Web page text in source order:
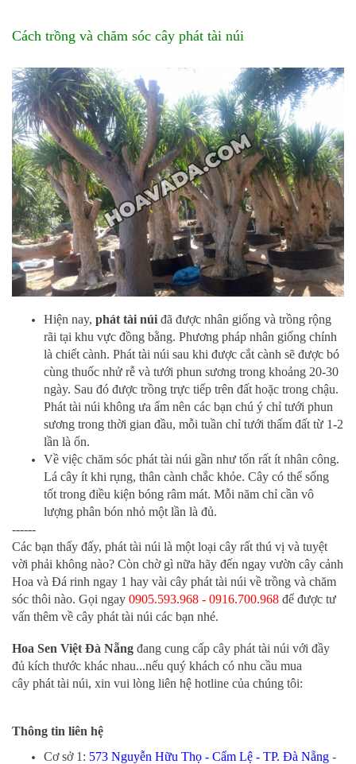
Cách trồng và chăm sóc cây phát tài núi
Hiện nay, phát tài núi đã được nhân giống và trồng rộng
rãi tại khu vực đồng bằng. Phương pháp nhân giống chính
là chiết cành. Phát tài núi sau khi được cắt cành sẽ được bó
cùng thuốc nhử rễ và tưới phun sương trong khoảng 20-30
ngày. Sau đó được trồng trực tiếp trên đất hoặc trong chậu.
Phát tài núi không ưa ẩm nên các bạn chú ý chỉ tưới phun
sương trong thời gian đầu, mỗi tuần chỉ tưới thấm đất từ 1-2
lần là ổn.
Về việc chăm sóc phát tài núi gần như tốn rất ít nhân công.
Lá cây ít khi rụng, thân cành chắc khỏe. Cây có thể sống
tốt trong điều kiện bóng râm mát. Mỗi năm chỉ cần vô
lượng phân bón nhỏ một lần là đủ.
------
Các bạn thấy đấy, phát tài núi là một loại cây rất thú vị và tuyệt
vời phải không nào? Còn chờ gì nữa hãy đến ngay vườn cây cảnh
Hoa và Đá rinh ngay 1 hay vài cây phát tài núi về trồng và chăm
sóc thôi nào. Gọi ngay 0905.593.968 - 0916.700.968 để được tư
vấn thêm về cây phát tài núi các bạn nhé.
Hoa Sen Việt Đà Nẵng đang cung cấp cây phát tài núi với đầy
đủ kích thước khác nhau...nếu quý khách có nhu cầu mua
cây phát tài núi, xin vui lòng liên hệ hotline của chúng tôi:
Thông tin liên hệ
Cơ sở 1: 573 Nguyễn Hữu Thọ - Cẩm Lệ - TP. Đà Nẵng -